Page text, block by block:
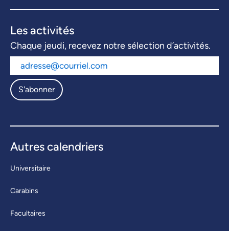
Les activités
Chaque jeudi, recevez notre sélection d’activités.
S'abonner
Autres calendriers
Universitaire
Carabins
Facultaires